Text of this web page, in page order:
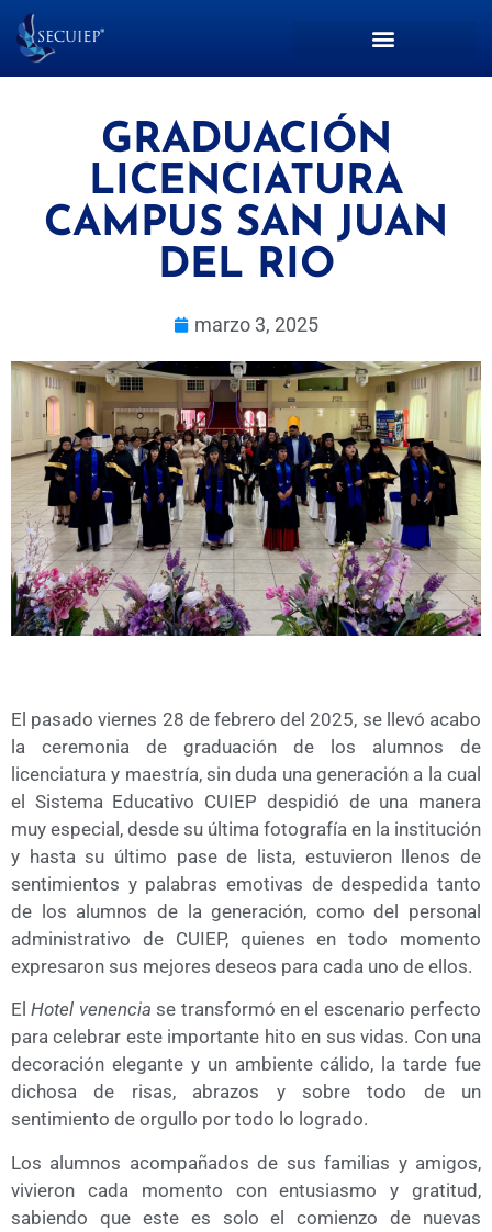
GRADUACIÓN
LICENCIATURA
CAMPUS SAN JUAN
DEL RIO
marzo 3, 2025
El pasado viernes 28 de febrero del 2025, se llevó acabo
la ceremonia de graduación de los alumnos de
licenciatura y maestría, sin duda una generación a la cual
el Sistema Educativo CUIEP despidió de una manera
muy especial, desde su última fotografía en la institución
y hasta su último pase de lista, estuvieron llenos de
sentimientos y palabras emotivas de despedida tanto
de los alumnos de la generación, como del personal
administrativo de CUIEP, quienes en todo momento
expresaron sus mejores deseos para cada uno de ellos.
ElHotel venencia se transformó en el escenario perfecto
para celebrar este importante hito en sus vidas. Con una
decoración elegante y un ambiente cálido, la tarde fue
dichosa de risas, abrazos y sobre todo de un
sentimiento de orgullo por todo lo logrado.
Los alumnos acompañados de sus familias y amigos,
vivieron cada momento con entusiasmo y gratitud,
sabiendo que este es solo el comienzo de nuevas